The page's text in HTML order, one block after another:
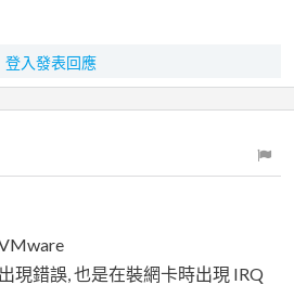
登入發表回應
現錯誤, 也是在裝網卡時出現 IRQ